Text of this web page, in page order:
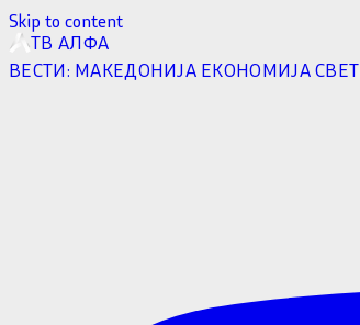
Skip to content
ТВ АЛФА
ВЕСТИ: МАКЕДОНИЈА ЕКОНОМИЈАСВЕТ